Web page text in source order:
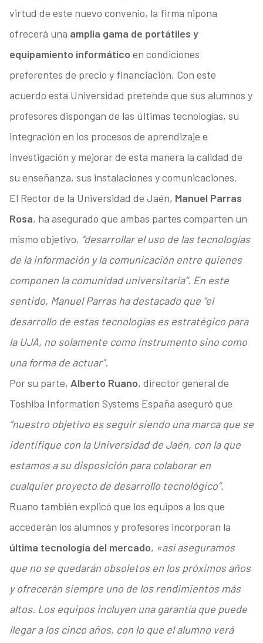
virtud de este nuevo convenio, la firma nipona
ofrecerá una amplia gama de portátiles y
equipamiento informático en condiciones
preferentes de precio y financiación. Con este
acuerdo esta Universidad pretende que sus alumnos y
profesores dispongan de las últimas tecnologías, su
integración en los procesos de aprendizaje e
investigación y mejorar de esta manera la calidad de
su enseñanza, sus instalaciones y comunicaciones.
El Rector de la Universidad de Jaén, Manuel Parras
Rosa, ha asegurado que ambas partes comparten un
mismo objetivo, “desarrollar el uso de las tecnologías
de la información y la comunicación entre quienes
componen la comunidad universitaria”. En este
sentido, Manuel Parras ha destacado que “el
desarrollo de estas tecnologías es estratégico para
la UJA, no solamente como instrumento sino como
una forma de actuar”.
Por su parte, Alberto Ruano, director general de
Toshiba Information Systems España aseguró que
“nuestro objetivo es seguir siendo una marca que se
identifique con la Universidad de Jaén, con la que
estamos a su disposición para colaborar en
cualquier proyecto de desarrollo tecnológico”.
Ruano también explicó que los equipos a los que
accederán los alumnos y profesores incorporan la
última tecnología del mercado, «así aseguramos
que no se quedarán obsoletos en los próximos años
y ofrecerán siempre uno de los rendimientos más
altos. Los equipos incluyen una garantía que puede
llegar a los cinco años, con lo que el alumno verá